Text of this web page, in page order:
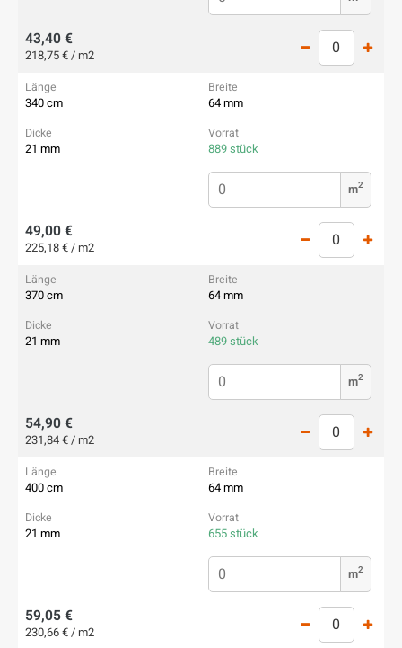
43,40 €
218,75 € / m2
340 cm 64 mm
21 mm 889 stück
m2
49,00 €
225,18 € / m2
370 cm 64 mm
21 mm 489 stück
m2
54,90 €
231,84 € / m2
400 cm 64 mm
21 mm 655 stück
m2
59,05 €
230,66 € / m2